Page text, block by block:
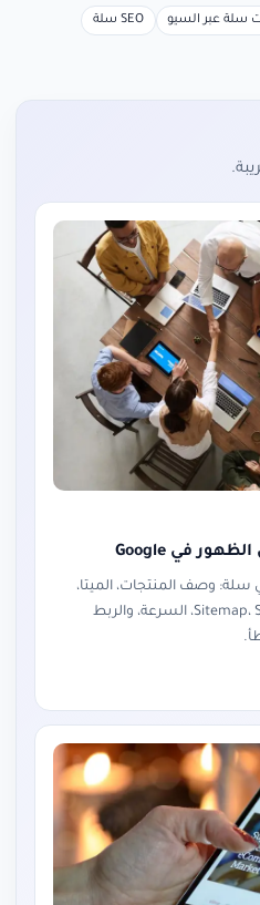
سلة عبر السيو SEO سلة
وصف المنتجات، الميتا،
الصور، الأقسام، Sitemap، Search Console، السرعة، والربط